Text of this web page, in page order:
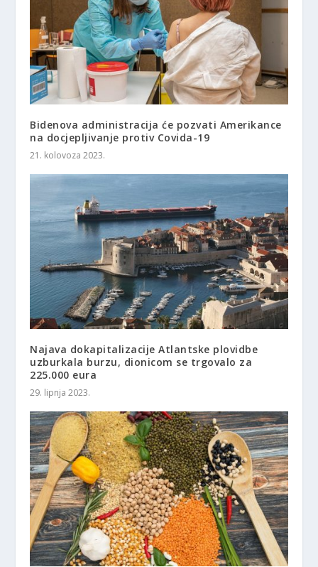
Bidenova administracija će pozvati Amerikance
na docjepljivanje protiv Covida-19
21. kolovoza 2023.
Najava dokapitalizacije Atlantske plovidbe
uzburkala burzu, dionicom se trgovalo za
225.000 eura
29. lipnja 2023.